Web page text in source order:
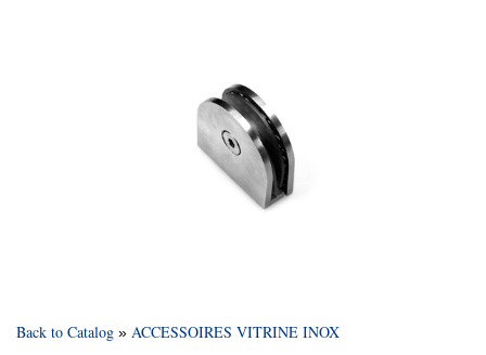
Back to Catalog ACCESSOIRES VITRINE INOX